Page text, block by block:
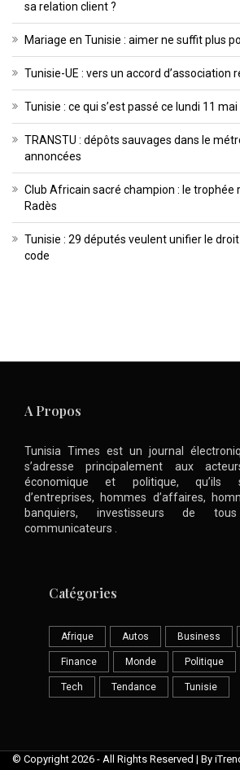
sa relation client ?
Mariage en Tunisie : aimer ne suffit plus
Tunisie-UE : vers un accord d’association
Tunisie : ce qui s’est passé ce lundi 11
TRANSTU : dépôts sauvages dans le
annoncées
Club Africain sacré champion : le trophée
Radès
Tunisie : 29 députés veulent unifier le
code
A Propos
Tunisia Times est un journal
s’adresse principalement aux
économique et politique, qu’ils
d’entreprises, hommes d’affaires,
banquiers, investisseurs de
communicateurs .
Catégories
Afrique Autos Business
Finance Monde Politique
Tech Tendance Tunisie
© Copyright 2026 - All Rights Reserved | By